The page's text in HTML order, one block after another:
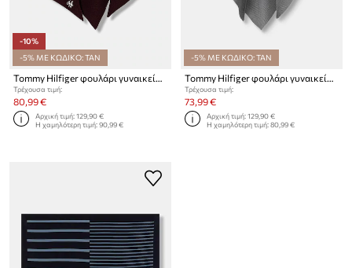
-10%
-5% ΜΕ ΚΩΔΙΚΟ: TAN
Tommy Hilfiger φουλάρι γυναικείο μάλλινο
Τρέχουσα τιμή:
80,99 €
Αρχική τιμή:129,90 €
Η χαμηλότερη τιμή:90,99 €
-5% ΜΕ ΚΩΔΙΚΟ: TAN
Tommy Hilfiger φουλάρι γυναικείο μάλλινο
Τρέχουσα τιμή:
73,99 €
Αρχική τιμή:129,90 €
Η χαμηλότερη τιμή:80,99 €